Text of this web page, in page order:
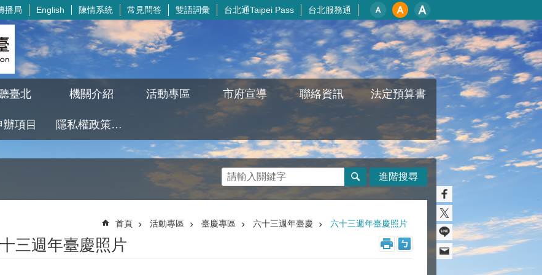
播局 English 陳情系統 常見問答 雙語詞彙 台北通Taipei Pass 台北服務通
臺北 機關介紹 活動專區 市府宣導 聯絡資訊 法定預算書
辦項目 隱私權政策及資訊安全政策
進階搜尋
首頁 活動專區 臺慶專區 六十三週年臺慶 六十三週年臺慶照片
三週年臺慶照片